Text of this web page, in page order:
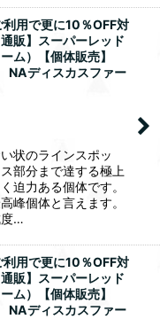
利用で更に10％OFF対
販】スーパーレッド
ム）【個体販売】
ディスカスファー
状のラインスポッ
部分まで達する極上
迫力ある個体です。
峰個体と言えます。
度…
利用で更に10％OFF対
販】スーパーレッド
ム）【個体販売】
ディスカスファー